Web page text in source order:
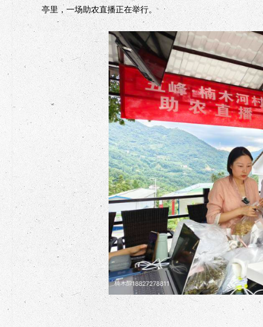
亭里，一场助农直播正在举行。